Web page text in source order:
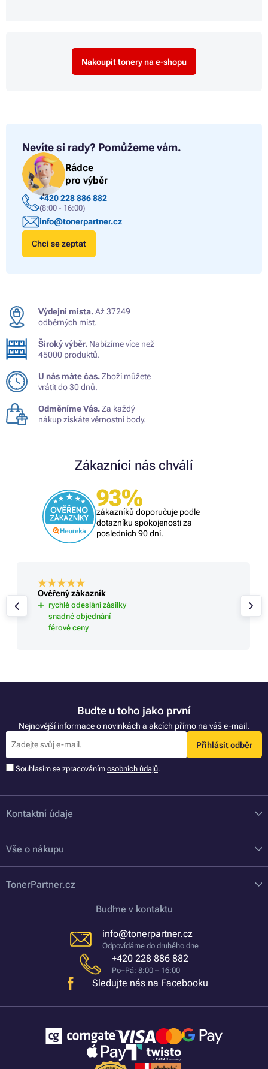
Nakoupit tonery na e-shopu
Nevíte si rady? Pomůžeme vám.
Rádce
pro výběr
+420 228 886 882
(8:00 - 16:00)
info@tonerpartner.cz
Chci se zeptat
Výdejní místa.Až 37249
odběrných míst.
Široký výběr. Nabízíme více než
45000 produktů.
U nás máte čas.Zboží můžete
vrátit do 30 dnů.
Odměníme Vás.Za každý
nákup získáte věrnostní body.
Zákazníci nás chválí
93%
zákazníků doporučuje podle
dotazníku spokojenosti za
posledních 90 dní.
Ověřený zákazník
rychlé odeslání zásilky
snadné objednání
férové ceny
Buďte u toho jako první
Nejnovější informace o novinkách a akcích přímo na váš e-mail.
Přihlásit odběr
Souhlasím se zpracováním osobních údajů.
Kontaktní údaje
Vše o nákupu
TonerPartner.cz
Buďme v kontaktu
info@tonerpartner.cz
Odpovídáme do druhého dne
+420 228 886 882
Po–Pá: 8:00 – 16:00
Sledujte nás na Facebooku